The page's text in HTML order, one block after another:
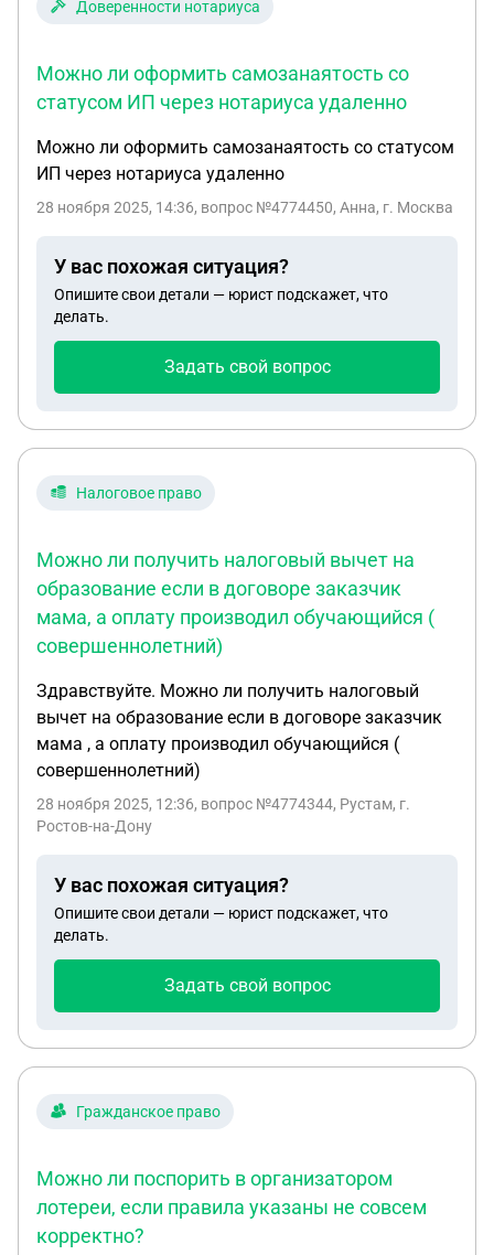
Доверенности нотариуса
Можно ли оформить самозанаятость со
статусом ИП через нотариуса удаленно
Можно ли оформить самозанаятость со статусом
ИП через нотариуса удаленно
28 ноября 2025, 14:36, вопрос №4774450, Анна, г. Москва
У вас похожая ситуация?
Опишите свои детали — юрист подскажет, что
делать.
Задать свой вопрос
Налоговое право
Можно ли получить налоговый вычет на
образование если в договоре заказчик
мама, а оплату производил обучающийся (
совершеннолетний)
Здравствуйте. Можно ли получить налоговый
вычет на образование если в договоре заказчик
мама , а оплату производил обучающийся (
совершеннолетний)
28 ноября 2025, 12:36, вопрос №4774344, Рустам, г.
Ростов-на-Дону
У вас похожая ситуация?
Опишите свои детали — юрист подскажет, что
делать.
Задать свой вопрос
Гражданское право
Можно ли поспорить в организатором
лотереи, если правила указаны не совсем
корректно?